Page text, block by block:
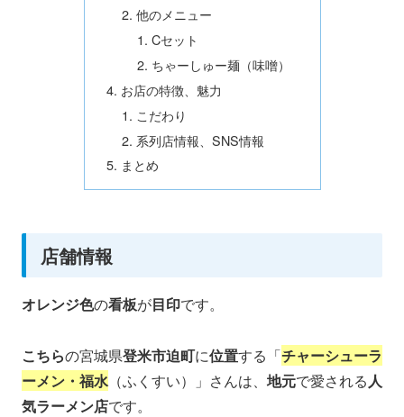
他のメニュー
Cセット
ちゃーしゅー麺（味噌）
お店の特徴、魅力
こだわり
系列店情報、SNS情報
まとめ
店舗情報
オレンジ色の看板が目印です。
こちらの宮城県登米市迫町に位置する「チャーシューラ
ーメン・福水 （ふくすい）」さんは、 地元で愛される 人
気ラーメン店です。